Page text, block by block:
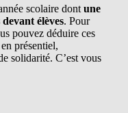
scolaire dont une
élèves. Pour
pouvez déduire ces
présentiel,
solidarité. C’est vous